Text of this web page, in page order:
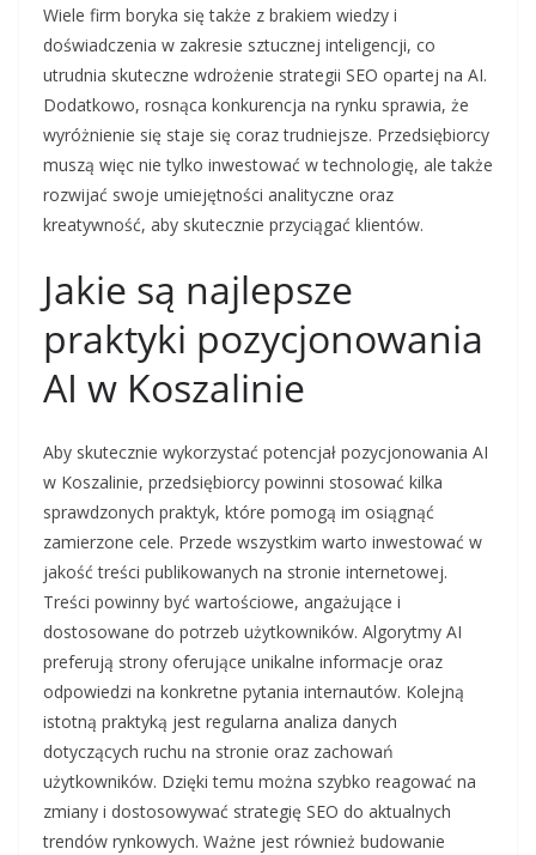
Wiele firm boryka się także z brakiem wiedzy i
doświadczenia w zakresie sztucznej inteligencji, co
utrudnia skuteczne wdrożenie strategii SEO opartej na AI.
Dodatkowo, rosnąca konkurencja na rynku sprawia, że
wyróżnienie się staje się coraz trudniejsze. Przedsiębiorcy
muszą więc nie tylko inwestować w technologię, ale także
rozwijać swoje umiejętności analityczne oraz
kreatywność, aby skutecznie przyciągać klientów.
Jakie są najlepsze
praktyki pozycjonowania
AI w Koszalinie
Aby skutecznie wykorzystać potencjał pozycjonowania AI
w Koszalinie, przedsiębiorcy powinni stosować kilka
sprawdzonych praktyk, które pomogą im osiągnąć
zamierzone cele. Przede wszystkim warto inwestować w
jakość treści publikowanych na stronie internetowej.
Treści powinny być wartościowe, angażujące i
dostosowane do potrzeb użytkowników. Algorytmy AI
preferują strony oferujące unikalne informacje oraz
odpowiedzi na konkretne pytania internautów. Kolejną
istotną praktyką jest regularna analiza danych
dotyczących ruchu na stronie oraz zachowań
użytkowników. Dzięki temu można szybko reagować na
zmiany i dostosowywać strategię SEO do aktualnych
trendów rynkowych. Ważne jest również budowanie